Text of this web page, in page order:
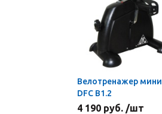
Велотренажер мини
DFC B1.2
4 190 руб. /шт